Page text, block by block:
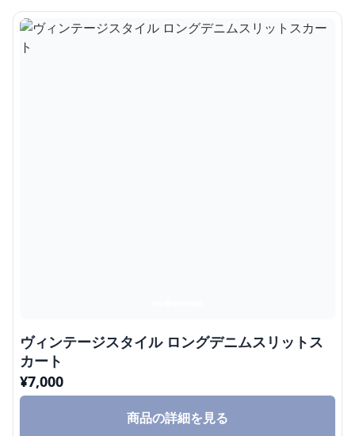
ヴィンテージスタイル ロングデニムスリットス
カート
¥7,000
商品の詳細を見る